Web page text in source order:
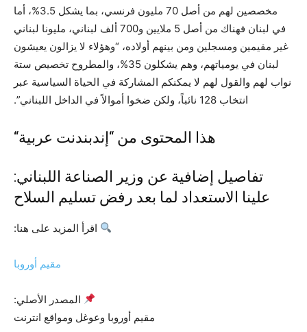
مخصصين لهم من أصل 70 مليون فرنسي، بما يشكل 3.5%، أما
في لبنان فهناك من أصل 5 ملايين و700 ألف لبناني، مليونا لبناني
غير مقيمين ومسجلين ومن بينهم أولاده، “وهؤلاء لا يزالون يعيشون
لبنان في يومياتهم، وهم يشكلون 35%، والمطروح تخصيص ستة
نواب لهم والقول لهم لا يمكنكم المشاركة في الحياة السياسية عبر
انتخاب 128 نائباً، ولكن ضخوا أموالاً في الداخل اللبناني”.
هذا المحتوى من “إندبندنت عربية“
تفاصيل إضافية عن وزير الصناعة اللبناني:
علينا الاستعداد لما بعد رفض تسليم السلاح
اقرأ المزيد على هنا:
مقيم أوروبا
المصدر الأصلي:
مقيم أوروبا وعوغل ومواقع انترنت